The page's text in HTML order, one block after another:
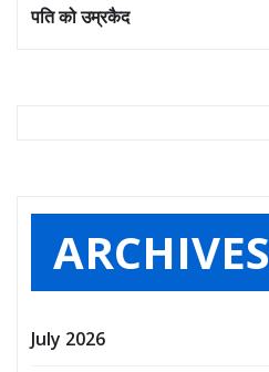
पति को उम्रकैद
ARCHIVES
July 2026